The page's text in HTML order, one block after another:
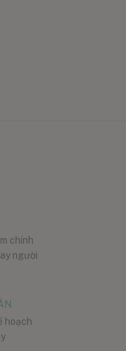
chính
người
hoạch